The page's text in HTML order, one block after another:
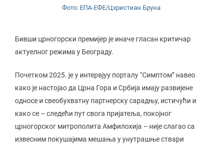
Фото: ЕПА-ЕФЕ/Цхристиан Бруна
Бивши црногорски премијер је иначе гласан критичар
актуелног режима у Београду.
Почетком 2025. је у интервјуу порталу “Симптом” навео
како је настојао да Црна Гора и Србија имају развијене
односе и свеобухватну партнерску сарадњу, истичући и
како се – следећи пут свога пријатеља, покојног
црногорског митрополита Амфилохија – није слагао са
извесним покушајима мешања у унутрашње ствари